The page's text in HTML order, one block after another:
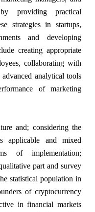
providing practical
strategies in startups,
and developing
creating appropriate
collaborating with
analytical tools
of marketing
and; considering the
applicable and mixed
of implementation;
part and survey
statistical population in
of cryptocurrency
in financial markets